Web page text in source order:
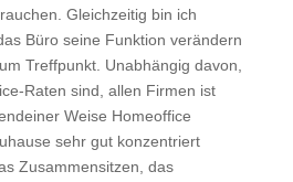
Gleichzeitig bin ich
Büro seine Funktion verändern
Treffpunkt. Unabhängig davon,
Raten sind, allen Firmen ist
Weise Homeoffice
sehr gut konzentriert
Zusammensitzen, das